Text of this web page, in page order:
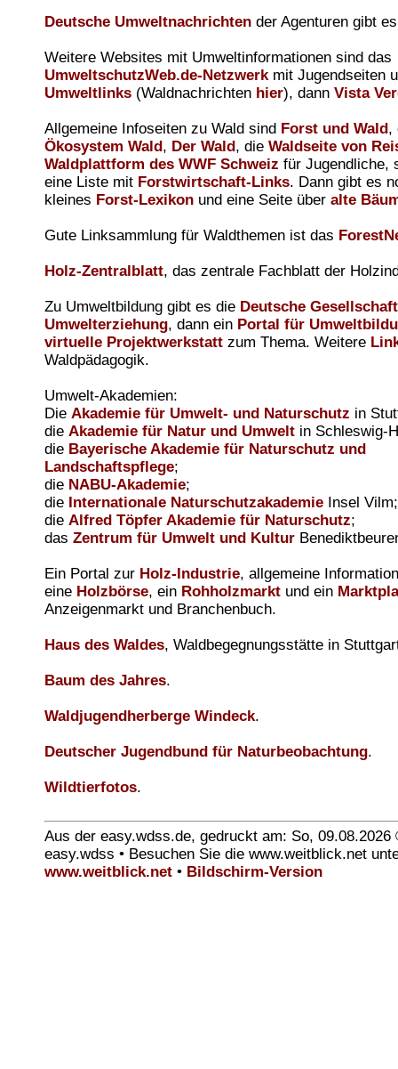
Deutsche Umweltnachrichten der Agenturen gibt
Weitere Websites mit Umweltinformationen sind das
UmweltschutzWeb.de-Netzwerkmit Jugendseiten
Umweltlinks (Waldnachrichten hier), dann Vista
Allgemeine Infoseiten zu Wald sind Forst und Wald,
Ökosystem Wald, Der Wald, die Waldseite von
Waldplattform des WWF Schweiz für Jugendliche,
eine Liste mit Forstwirtschaft-Links. Dann gibt es
kleines Forst-Lexikon und eine Seite über alte
Gute Linksammlung für Waldthemen ist das
Holz-Zentralblatt, das zentrale Fachblatt der
Zu Umweltbildung gibt es die Deutsche
Umwelterziehung, dann ein Portal für
virtuelle Projektwerkstatt zum Thema. Weitere
Waldpädagogik.
Umwelt-Akademien:
Die Akademie für Umwelt- und Naturschutz in
die Akademie für Natur und Umwelt in Schleswig-
die Bayerische Akademie für Naturschutz und
Landschaftspflege;
die NABU-Akademie;
die Internationale Naturschutzakademie Insel Vilm;
die Alfred Töpfer Akademie für Naturschutz;
das Zentrum für Umwelt und Kultur
Ein Portal zur Holz-Industrie, allgemeine
eine Holzbörse, ein Rohholzmarkt und ein
Anzeigenmarkt und Branchenbuch.
Haus des Waldes, Waldbegegnungsstätte in
Baum des Jahres.
Waldjugendherberge Windeck.
Deutscher Jugendbund für Naturbeobachtung.
Wildtierfotos.
Aus der easy.wdss.de, gedruckt am: So, 09.08.2026
easy.wdss • Besuchen Sie die www.weitblick.net
www.weitblick.net • Bildschirm-Version